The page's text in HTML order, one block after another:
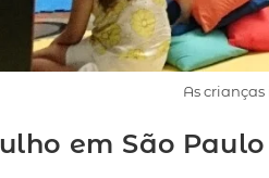
As
em São Paulo